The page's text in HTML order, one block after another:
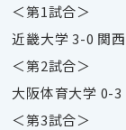
＜第1試合＞
近畿大学 3-0 関
＜第2試合＞
大阪体育大学 0-
＜第3試合＞